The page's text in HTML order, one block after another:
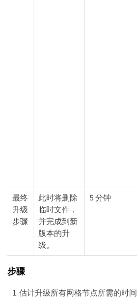
最终
升级
步骤
此时将删除
临时文件，
并完成到新
版本的升
级。
5 分钟
步骤
估计升级所有网格节点所需的时